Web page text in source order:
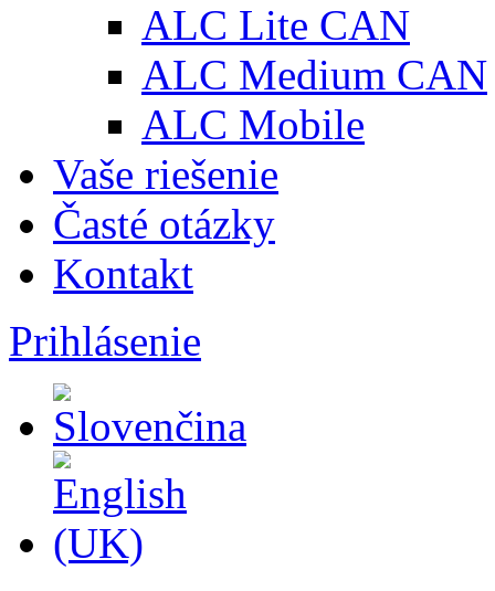
ALC Lite CAN
ALC Medium CAN
ALC Mobile
Vaše riešenie
Časté otázky
Kontakt
Prihlásenie